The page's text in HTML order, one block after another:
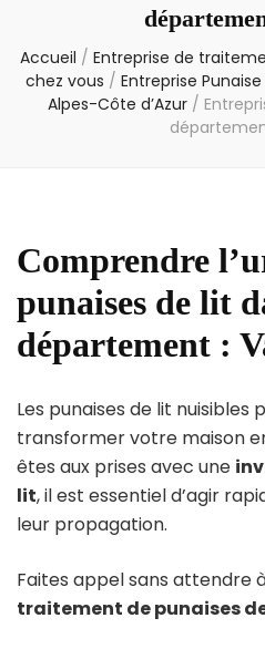
Accueil / Entreprise de
chez vous / Entreprise
Alpes-Côte d’Azur /
Comprendre
punaises de lit
département :
Les punaises de lit
transformer votre maison
êtes aux prises avec une
lit, il est essentiel d’agir
leur propagation.
Faites appel sans attendre
traitement de punaises